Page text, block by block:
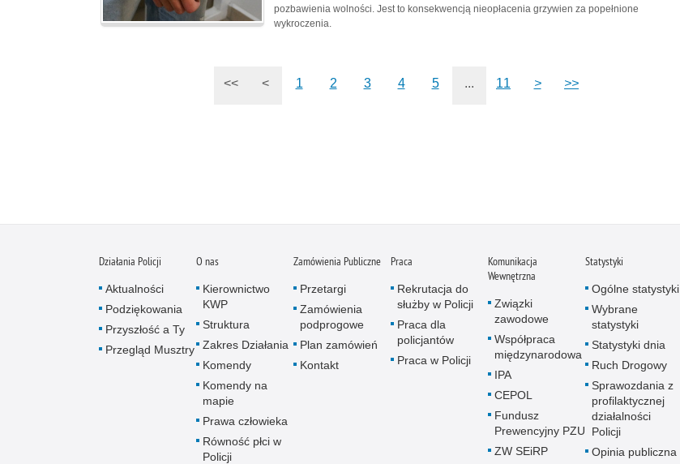
pozbawienia wolności. Jest to konsekwencją nieopłacenia grzywien za popełnione
wykroczenia.
<< < 1 2 3 4 5 ... 11 > >>
Działania Policji
Aktualności
Podziękowania
Przyszłość a Ty
Przegląd Musztry
O nas
Kierownictwo
KWP
Struktura
Zakres Działania
Komendy
Komendy na
mapie
Prawa człowieka
Równość płci w
Policji
Zamówienia Publiczne
Przetargi
Zamówienia
podprogowe
Plan zamówień
Kontakt
Praca
Rekrutacja do
służby w Policji
Praca dla
policjantów
Praca w Policji
Komunikacja
Wewnętrzna
Związki
zawodowe
Współpraca
międzynarodowa
IPA
CEPOL
Fundusz
Prewencyjny PZU
ZW SEiRP
Statystyki
Ogólne statystyki
Wybrane
statystyki
Statystyki dnia
Ruch Drogowy
Sprawozdania z
profilaktycznej
działalności
Policji
Opinia publiczna